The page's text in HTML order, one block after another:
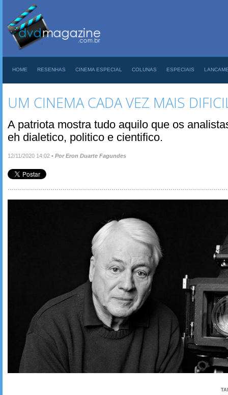
HOME RESENHAS CINEMA ESPECIAL COLUNAS ESPECIAIS
UM CINEMA CADA VEZ MAIS
A patriota mostra tudo aquilo que os
eh dialetico, politico e cientifico.
12/11/2020 14:02 • Por Eron Duarte Fagundes